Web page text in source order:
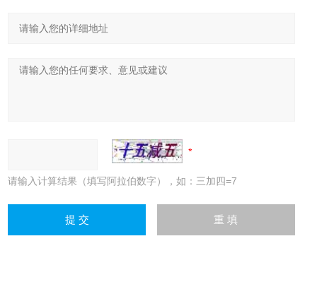
请输入计算结果（填写阿拉伯数字），如：三加四=7